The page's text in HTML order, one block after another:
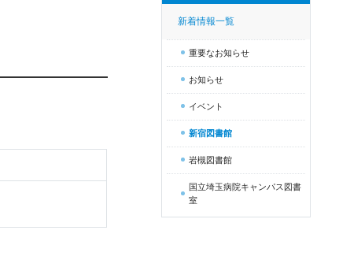
新着情報一覧
重要なお知らせ
お知らせ
イベント
新宿図書館
岩槻図書館
国立埼玉病院キャンパス図書
室